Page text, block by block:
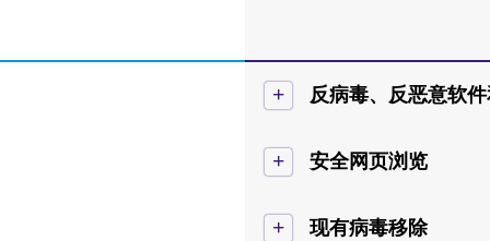
+ 反病毒、反恶意软
+ 安全网页浏览
+ 现有病毒移除